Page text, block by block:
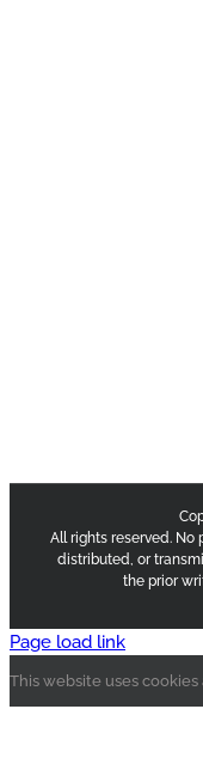
All rights reserved.
distributed, or
the prior
Page load link
This website uses